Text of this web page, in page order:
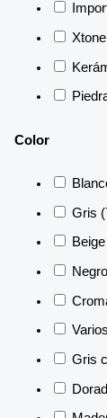
Xtone
Color
Gris
Beige
Negro
Gris